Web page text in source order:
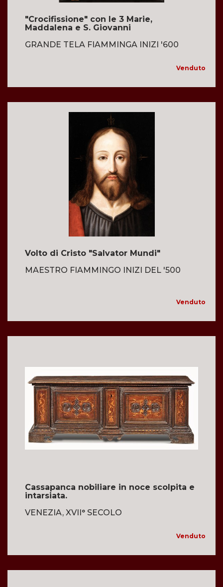
"Crocifissione" con le 3 Marie,
Maddalena e S. Giovanni
GRANDE TELA FIAMMINGA INIZI '600
Venduto
Volto di Cristo "Salvator Mundi"
MAESTRO FIAMMINGO INIZI DEL '500
Venduto
Cassapanca nobiliare in noce scolpita e
intarsiata.
VENEZIA, XVII° SECOLO
Venduto